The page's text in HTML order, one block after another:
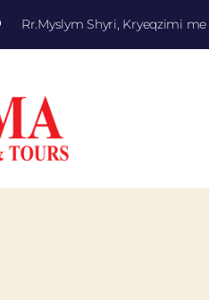
Rr.Myslym Shyri, Kryeqzimi